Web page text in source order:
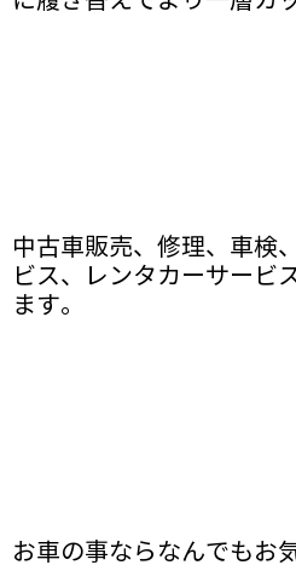
中古車販売、修理、車検
ビス、レンタカーサービ
ます。
お車の事ならなんでもお